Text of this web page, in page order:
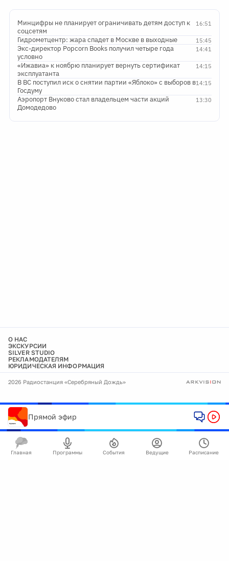
16:51
Минцифры не планирует ограничивать детям доступ к
соцсетям
15:45
Гидрометцентр: жара спадет в Москве в выходные
14:41
Экс-директор Popcorn Books получил четыре года
условно
14:15
«Ижавиа» к ноябрю планирует вернуть сертификат
эксплуатанта
14:15
В ВС поступил иск о снятии партии «Яблоко» с выборов в
Госдуму
13:30
Аэропорт Внуково стал владельцем части акций
Домодедово
О НАС
ЭКСКУРСИИ
SILVER STUDIO
РЕКЛАМОДАТЕЛЯМ
ЮРИДИЧЕСКАЯ ИНФОРМАЦИЯ
2026 Радиостанция «Серебряный Дождь»
Прямой эфир
Главная Программы События Ведущие Расписание